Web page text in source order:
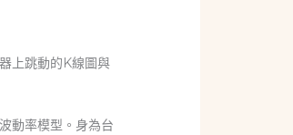
上跳動的K線圖與
動率模型。身為台